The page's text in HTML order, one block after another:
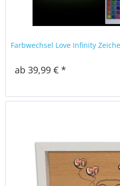
Farbwechsel Love Infinity
ab 39,99 € *